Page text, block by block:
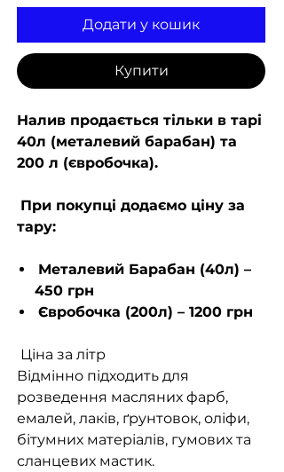
Додати у кошик
Купити
Налив продається тільки в тарі
40л (металевий барабан) та
200 л (євробочка).
При покупці додаємо ціну за
тару:
Металевий Барабан (40л) –
450 грн
Євробочка (200л) – 1200 грн
Ціна за літр
Відмінно підходить для
розведення масляних фарб,
емалей, лаків, ґрунтовок, оліфи,
бітумних матеріалів, гумових та
сланцевих мастик.